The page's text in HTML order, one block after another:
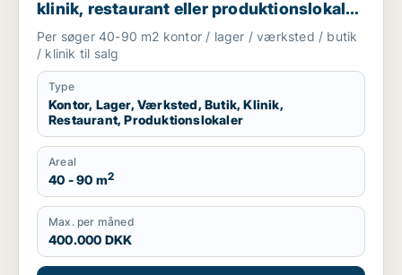
klinik, restaurant eller produktionslokaler
til salg i Frederiksberg, København NV
eller Valby m.fl.
Per søger 40-90 m2 kontor / lager / værksted / butik
/ klinik til salg
Type
Kontor, Lager, Værksted, Butik, Klinik,
Restaurant, Produktionslokaler
Areal
40 - 90 m2
Max. per måned
400.000 DKK